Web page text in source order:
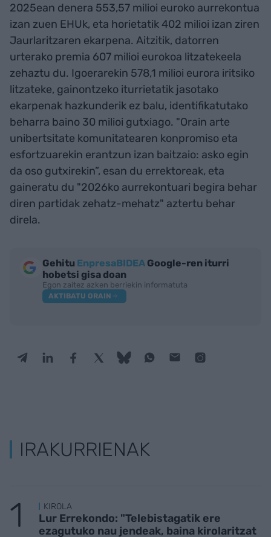
2025ean denera 553,57 milioi euroko aurrekontua
izan zuen EHUk, eta horietatik 402 milioi izan ziren
Jaurlaritzaren ekarpena. Aitzitik, datorren
urterako premia 607 milioi eurokoa litzatekeela
zehaztu du. Igoerarekin 578,1 milioi eurora iritsiko
litzateke, gainontzeko iturrietatik jasotako
ekarpenak hazkunderik ez balu, identifikatutako
beharra baino 30 milioi gutxiago. "Orain arte
unibertsitate komunitatearen konpromiso eta
esfortzuarekin erantzun izan baitzaio: asko egin
da oso gutxirekin”, esan du errektoreak, eta
gaineratu du "2026ko aurrekontuari begira behar
diren partidak zehatz-mehatz" aztertu behar
direla.
Gehitu EnpresaBIDEA Google-ren iturri
hobetsi gisa doan
Egon zaitez azken berriekin informatuta
AKTIBATU ORAIN
IRAKURRIENAK
KIROLA
Lur Errekondo: "Telebistagatik ere
ezagutuko nau jendeak, baina kirolaritzat